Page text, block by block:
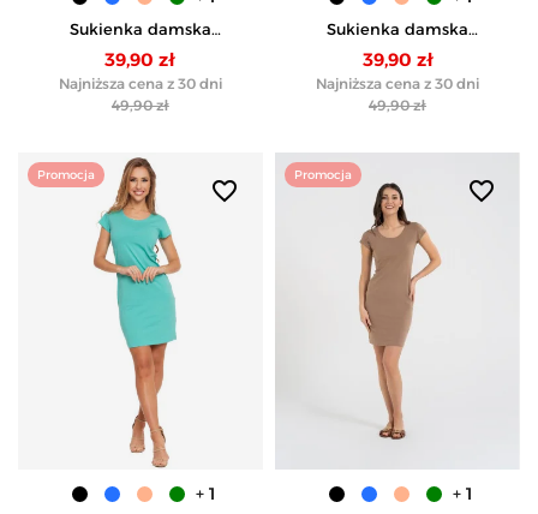
Sukienka damska
bawełniana tuba przed
kolano - NIEBIESKI
39,90 zł
Najniższa cena z 30 dni
49,90 zł
Sukienka damska
bawełniana tuba przed
kolano - KORALOWY
39,90 zł
Najniższa cena z 30 dni
49,90 zł
Promocja
favorite_border
+ 1
Promocja
favorite_border
+ 1